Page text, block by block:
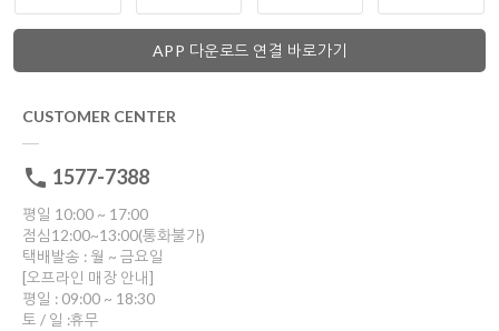
APP 다운로드 연결 바로가기
CUSTOMER CENTER
1577-7388
평일 10:00 ~ 17:00
점심12:00~13:00(통화불가)
택배발송 : 월 ~ 금요일
[오프라인 매장 안내]
평일 : 09:00 ~ 18:30
토 / 일 :휴무